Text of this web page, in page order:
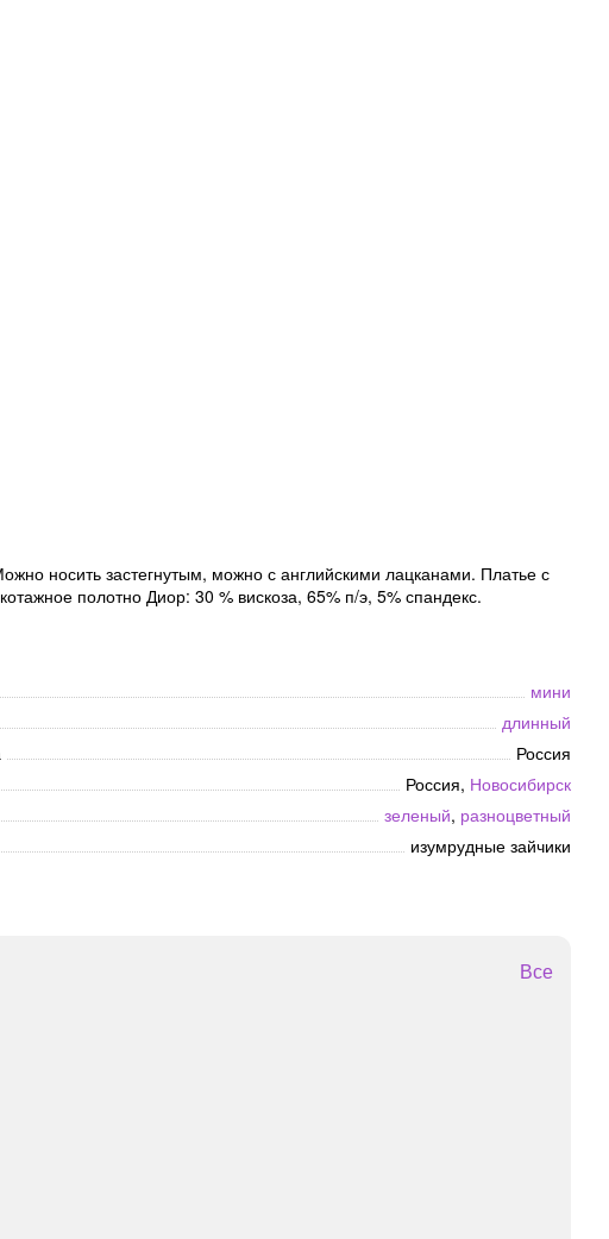
носить застегнутым, можно с английскими лацканами. Платье с
полотно Диор: 30 % вискоза, 65% п/э, 5% спандекс.
мини
длинный
Россия
Россия, Новосибирск
зеленый, разноцветный
изумрудные зайчики
Все